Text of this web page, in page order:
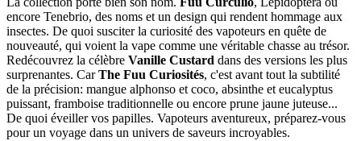
encore Tenebrio, des noms et un design qui rendent hommage aux
insectes. De quoi susciter la curiosité des vapoteurs en quête de
nouveauté, qui voient la vape comme une véritable chasse au trésor.
Redécouvrez la célèbre Vanille Custard dans des versions les plus
surprenantes. CarThe Fuu Curiosités, c'est avant tout la subtilité
de la précision: mangue alphonso et coco, absinthe et eucalyptus
puissant, framboise traditionnelle ou encore prune jaune juteuse...
De quoi éveiller vos papilles. Vapoteurs aventureux, préparez-vous
pour un voyage dans un univers de saveurs incroyables.